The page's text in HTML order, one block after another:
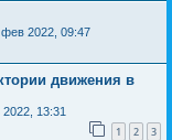
фев 2022, 09:47
движения в
13:31
1 2 3